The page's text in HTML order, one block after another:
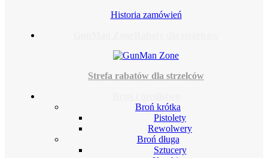
Historia zamówień
Strefa rabatów dla strzelców
Broń krótka
Pistolety
Rewolwery
Broń długa
Sztucery